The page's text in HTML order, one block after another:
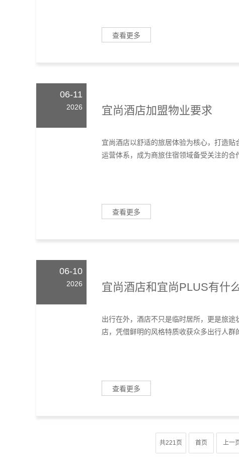
查看更多
06-11
2026 宜尚酒店加盟物业要求
宜尚酒店以舒适的旅居体验为核心，打造
运营体系，成为商旅住宿领域备受关注的合
查看更多
06-10
2026 宜尚酒店和宜尚PLUS有什
出行在外，酒店不只是临时居所，更是旅
店，凭借鲜明的风格特质收获众多出行人群
查看更多
共221页 首页 上一